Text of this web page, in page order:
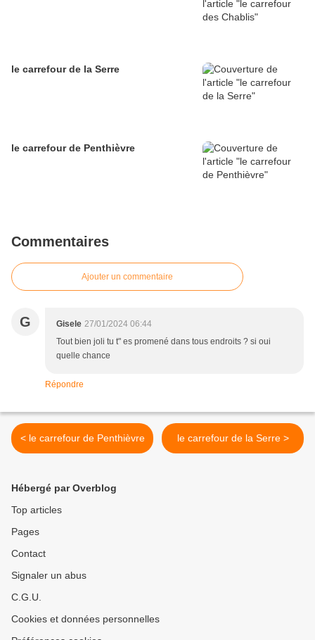
le carrefour de la Serre
le carrefour de Penthièvre
Commentaires
Ajouter un commentaire
G Gisele 27/01/2024 06:44
Tout bien joli tu t" es promené dans tous endroits ? si oui
quelle chance
Répondre
< le carrefour de Penthièvre le carrefour de la Serre >
Hébergé par Overblog
Top articles
Pages
Contact
Signaler un abus
C.G.U.
Cookies et données personnelles